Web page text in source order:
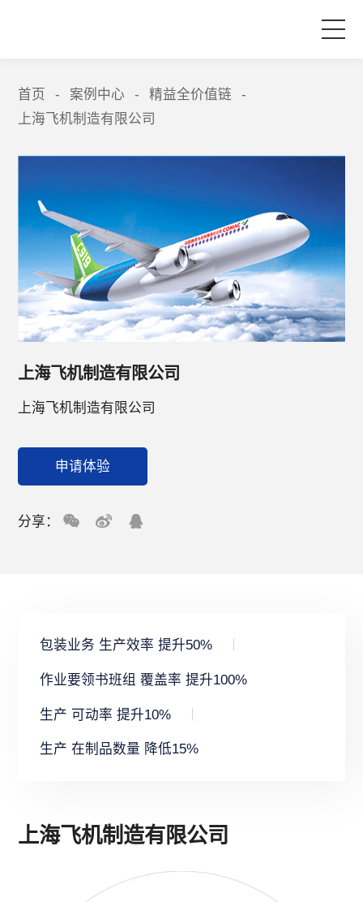
案例中心
关于爱波瑞
首页 - 案例中心 - 精益全价值链
-
上海飞机制造有限公司
上海飞机制造有限公司
上海飞机制造有限公司
申请体验
分享：
包装业务 生产效率 提升50%
作业要领书班组 覆盖率 提升100%
生产 可动率 提升10%
生产 在制品数量 降低15%
上海飞机制造有限公司